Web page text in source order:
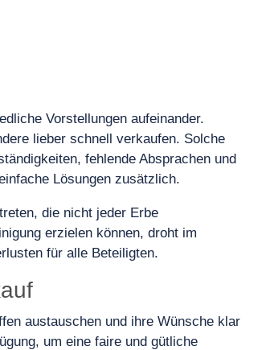
Vorstellungen aufeinander.
lieber schnell verkaufen. Solche
fehlende Absprachen und
Lösungen zusätzlich.
die nicht jeder Erbe
erzielen können, droht im
für alle Beteiligten.
austauschen und ihre Wünsche klar
um eine faire und gütliche